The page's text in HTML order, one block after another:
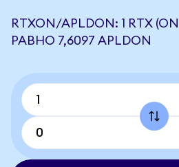
RTXON/APLDON: 1 RTX
РАВНО 7,6097 APLDON